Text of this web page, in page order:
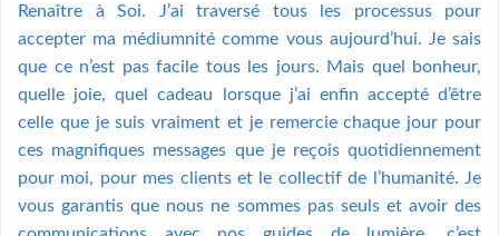
Renaître à Soi. J’ai traversé tous les processus pour
accepter ma médiumnité comme vous aujourd’hui. Je sais
que ce n’est pas facile tous les jours. Mais quel bonheur,
quelle joie, quel cadeau lorsque j’ai enfin accepté d’être
celle que je suis vraiment et je remercie chaque jour pour
ces magnifiques messages que je reçois quotidiennement
pour moi, pour mes clients et le collectif de l’humanité. Je
vous garantis que nous ne sommes pas seuls et avoir des